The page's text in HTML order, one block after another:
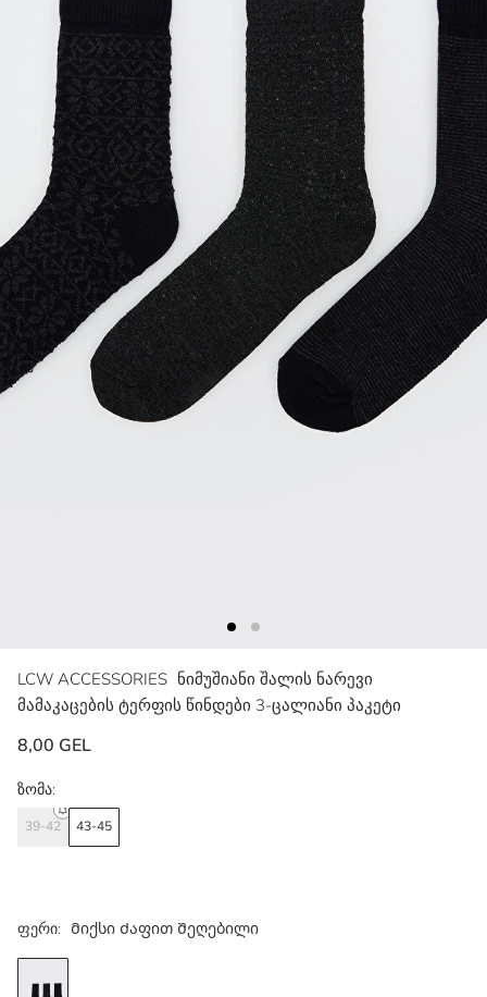
LCW ACCESSORIES ნიმუშიანი შალის ნარევი
მამაკაცების ტერფის წინდები 3-ცალიანი პაკეტი
8,00 GEL
ფერი: Მიქსი Ძაფით Შეღებილი
ზომა:
39-42 43-45